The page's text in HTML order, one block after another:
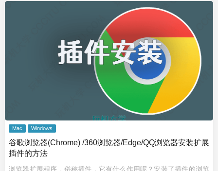
Mac Windows
谷歌浏览器(Chrome) /360浏览器/Edge/QQ浏览器安装扩展
插件的方法
浏览器扩展程序，俗称插件，它有什么作用呢？安装了插件的浏览